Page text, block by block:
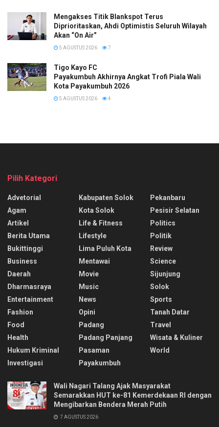
Mengakses Titik Blankspot Terus
Diprioritaskan, Ahdi Optimistis Seluruh Wilayah
Akan “On Air”
5 AGUSTUS 2026 7
Tigo Kayo FC
Payakumbuh Akhirnya Angkat Trofi Piala Wali
Kota Payakumbuh 2026
5 AGUSTUS 2026 4
Pilih Kategori
Advetorial
Agam
Artikel
Berita Utama
Bukittinggi
Business
Daerah
Dharmasraya
Entertainment
Fashion
Food
Health
Hukum Kriminal
Investigasi
Kabupaten Solok
Kota Solok
Life & Fitness
Lifestyle
Lima Puluh Kota
Mentawai
Movie
Music
News
Opini
Padang
Padang Panjang
Pasaman
Payakumbuh
Pekanbaru
Pesisir Selatan
Politics
Politik
Review
Science
Sijunjung
Solok
Sports
Tanah Datar
Travel
Wisata & Kuliner
World
Wali Nagari Talang Ajak Masyarakat
Semarakkan HUT ke-81 Kemerdekaan RI dengan
Mengibarkan Bendera Merah Putih
7 AGUSTUS 2026